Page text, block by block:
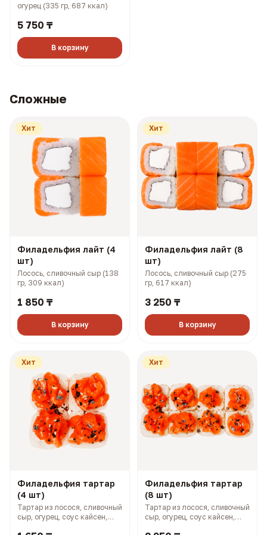
огурец (335 гр, 687 ккал)
5 750 ₸
В корзину
Сложные
Хит
Филадельфия лайт (4
шт)
Лосось, сливочный сыр (138
гр, 309 ккал)
1 850 ₸
В корзину
Хит
Филадельфия лайт (8
шт)
Лосось, сливочный сыр (275
гр, 617 ккал)
3 250 ₸
В корзину
Хит
Филадельфия тартар
(4 шт)
Тартар из лосося, сливочный
сыр, огурец, соус кайсен,
Хит
Филадельфия тартар
(8 шт)
Тартар из лосося, сливочный
сыр, огурец, соус кайсен,